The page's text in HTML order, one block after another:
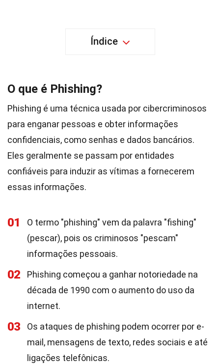
Índice
O que é Phishing?
Phishing é uma técnica usada por cibercriminosos
para enganar pessoas e obter informações
confidenciais, como senhas e dados bancários.
Eles geralmente se passam por entidades
confiáveis para induzir as vítimas a fornecerem
essas informações.
01
O termo "phishing" vem da palavra "fishing"
(pescar), pois os criminosos "pescam"
informações pessoais.
02
Phishing começou a ganhar notoriedade na
década de 1990 com o aumento do uso da
internet.
03
Os ataques de phishing podem ocorrer por e-
mail, mensagens de texto, redes sociais e até
ligações telefônicas.